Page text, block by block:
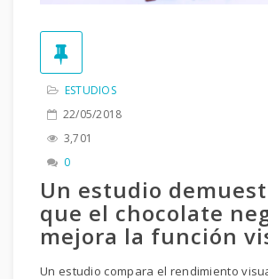
ESTUDIOS
22/05/2018
3,701
0
Un estudio
que el chocolate
mejora la función
Un estudio compara el rendimiento